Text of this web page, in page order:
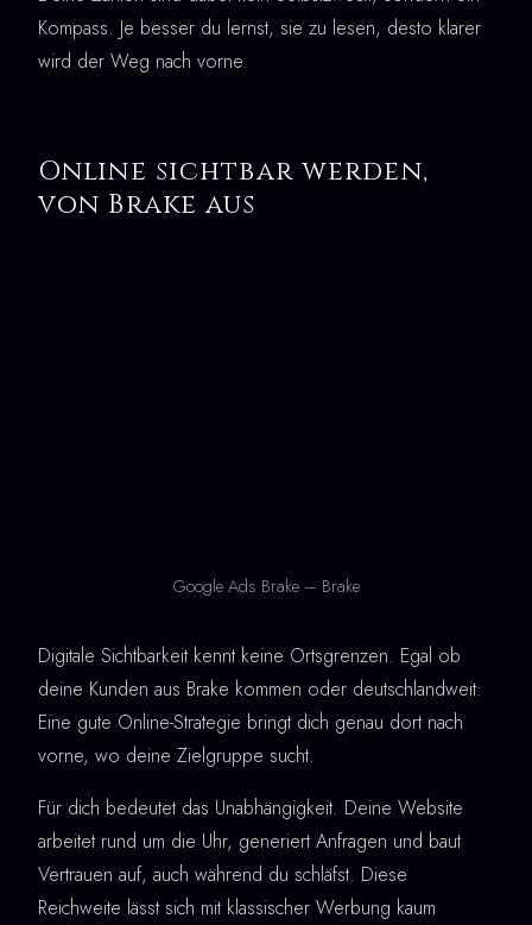
Kompass. Je besser du lernst, sie zu lesen, desto klarer
wird der Weg nach vorne.
Online sichtbar werden,
von Brake aus
Google Ads Brake – Brake
Digitale Sichtbarkeit kennt keine Ortsgrenzen. Egal ob
deine Kunden aus Brake kommen oder deutschlandweit:
Eine gute Online-Strategie bringt dich genau dort nach
vorne, wo deine Zielgruppe sucht.
Für dich bedeutet das Unabhängigkeit. Deine Website
arbeitet rund um die Uhr, generiert Anfragen und baut
Vertrauen auf, auch während du schläfst. Diese
Reichweite lässt sich mit klassischer Werbung kaum